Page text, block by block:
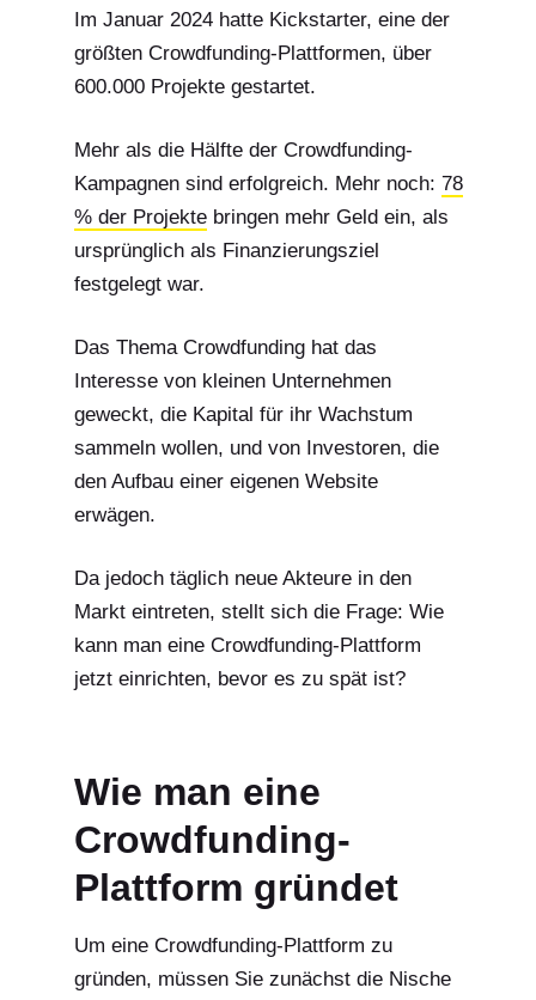
Im Januar 2024 hatte Kickstarter, eine der
größten Crowdfunding-Plattformen, über
600.000 Projekte gestartet.
Mehr als die Hälfte der Crowdfunding-
Kampagnen sind erfolgreich. Mehr noch: 78
% der Projektebringen mehr Geld ein, als
ursprünglich als Finanzierungsziel
festgelegt war.
Das Thema Crowdfunding hat das
Interesse von kleinen Unternehmen
geweckt, die Kapital für ihr Wachstum
sammeln wollen, und von Investoren, die
den Aufbau einer eigenen Website
erwägen.
Da jedoch täglich neue Akteure in den
Markt eintreten, stellt sich die Frage: Wie
kann man eine Crowdfunding-Plattform
jetzt einrichten, bevor es zu spät ist?
Wie man eine
Crowdfunding-
Plattform gründet
Um eine Crowdfunding-Plattform zu
gründen, müssen Sie zunächst die Nische